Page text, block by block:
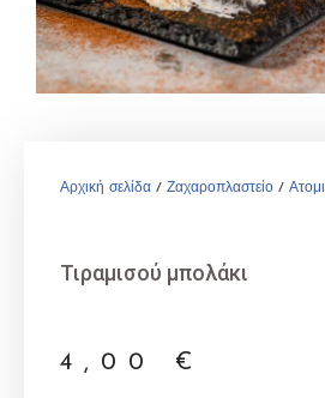
Αρχική σελίδα / Ζαχαροπλαστείο /
Τιραμισού μπολάκι
4,00 €